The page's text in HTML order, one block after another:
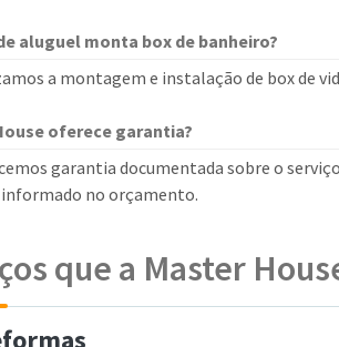
aluguel monta box de banheiro?
a montagem e instalação de box de
oferece garantia?
garantia documentada sobre o
informado no orçamento.
que a Master